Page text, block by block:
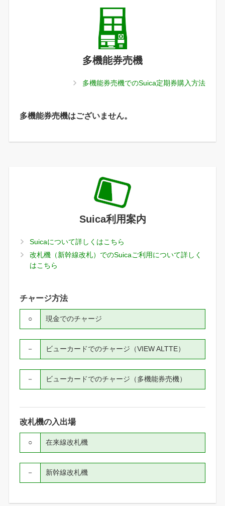
多機能券売機
多機能券売機でのSuica定期券購入方法
多機能券売機はございません。
Suica利用案内
Suicaについて詳しくはこちら
改札機（新幹線改札）でのSuicaご利用について詳しく
はこちら
チャージ方法
現金でのチャージ
○
ビューカードでのチャージ（VIEW ALTTE）
－
ビューカードでのチャージ（多機能券売機）
－
改札機の入出場
在来線改札機
○
新幹線改札機
－